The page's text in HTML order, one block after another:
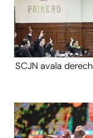
SCJN avala